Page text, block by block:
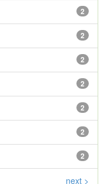
2
2
2
2
2
2
2
next >